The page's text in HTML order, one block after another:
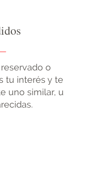
o
tu interés y te
uno similar, u